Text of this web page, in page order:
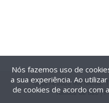
@2014-2026 99Freelas.
Termos de uso|
Nós fazemos uso de
a sua experiência. Ao
de cookies de acordo com